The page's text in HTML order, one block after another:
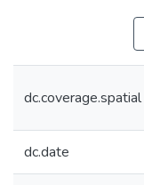
dc.coverage.spatial
dc.date